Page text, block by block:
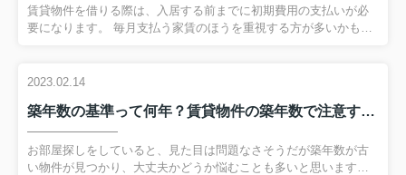
賃貸物件を借りる際は、入居する前までに初期費用の支払いが必
要になります。 毎月支払う家賃のほうを重視する方が多いかもし
方に向けて、主な初期費用である敷金・礼金・仲介手数料につい
用「敷金」とは？相場はどのくらい？ 敷金とは、賃貸物件を借り
る際に貸主へ預けておくお金のことです。 借主が家賃を滞納して
しまったり、退去時に原状回復の必要が出てしまったりすると敷
金から充当されます。 そのため家賃を滞納もなく、部屋をきれい
2023.02.14
築年数の基準って何年？賃貸物件の築年数で注意すべきポイントとは
お部屋探しをしていると、見た目は問題なさそうだが築年数が古
い物件が見つかり、大丈夫かどうか悩むことも多いと思います。